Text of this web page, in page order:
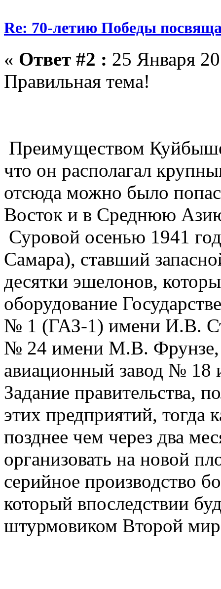
Re: 70-летию Победы
« Ответ #2 : 25 Января
Правильная тема!
Преимуществом
что он располагал
отсюда можно было
Восток и в Среднюю
Суровой осенью 1941
Самара), ставший
десятки эшелонов,
оборудование
№ 1 (ГАЗ-1) имени И.В.
№ 24 имени М.В. Фрунзе,
авиационный завод №
Задание правительства,
этих предприятий, тогда
позднее чем через два
организовать на новой
серийное производство
который впоследствии
штурмовиком Второй